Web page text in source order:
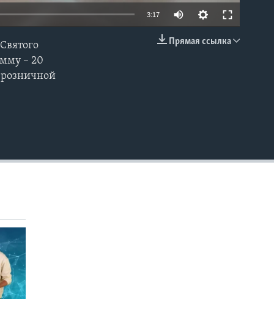
3:17
Прямая ссылка
– 20